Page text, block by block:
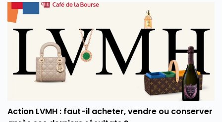
d’affaires, marge opérationnelle et surtout
génération de cash. Conséquence directe, le groupe
a relevé l’intégralité de ses objectifs pour l’année.
Alors que le groupe aéronautique et de défense
français est récompensé en Bourse pour ses bons
résultats du premier semestre 2026, faut-il en
profiter et investir en Bourse dans l’action Safran
(SAF) ? L’action Safran fait-elle partie des meilleures
actions PEA aujourd’hui ? Faut-il l’ajouter aux
Action LVMH : faut-il acheter, vendre ou conserver